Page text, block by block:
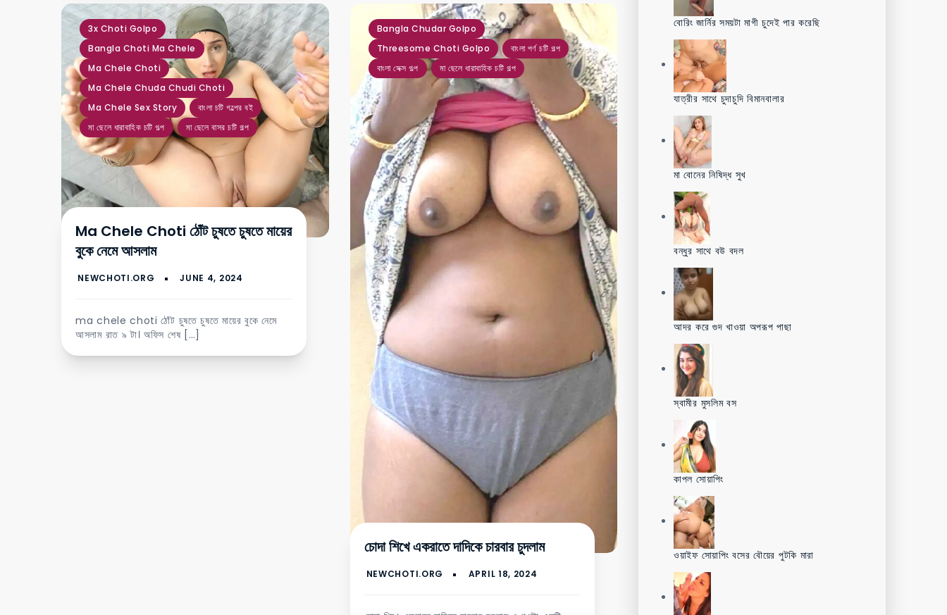
3x Choti Golpo ,
Bangla Choti Ma Chele
,
Ma Chele Choti
,
Ma Chele Chuda Chudi Choti
,
Ma Chele Sex Story
,
বাংলা চটি গল্পের বই
,
মা ছেলে ধারাবাহিক চটি গল্প
,
মা ছেলে বাসর চটি গল্প
Ma Chele Choti ঠোঁট চুষতে চুষতে মায়ের
বুকে নেমে আসলাম
ma chele choti ঠোঁট চুষতে চুষতে মায়ের বুকে নেমে
আসলাম রাত ৯ টা। অফিস শেষ […]
Bangla Chudar Golpo ,
Threesome Choti Golpo
,
বাংলা পর্ণ চটি গল্প
,
বাংলা সেক্স গল্প
,
মা ছেলে ধারাবাহিক চটি গল্প
চোদা শিখে একরাতে দাদিকে চারবার চুদলাম
বোরিং জার্নির সময়টা মাগী চুদেই পার করেছি
যাত্রীর সাথে চুদাচুদি বিমানবালার
মা বোনের নিষিদ্ধ সুখ
বন্ধুর সাথে বউ বদল
আদর করে গুদ খাওয়া অপরূপ পাছা
স্বামীর মুসলিম বস
কাপল সোয়াপিং
ওয়াইফ সোয়াপিং বসের বৌয়ের পুটকি মারা